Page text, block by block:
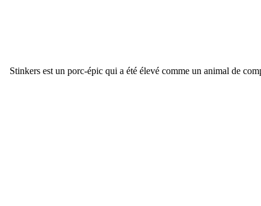
Stinkers est un porc-épic qui a été élevé comme un animal de